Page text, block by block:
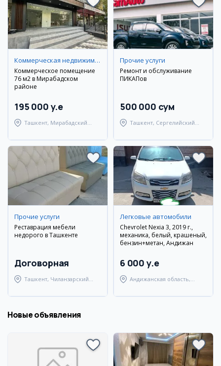
Коммерческая недвижимость
Коммерческое помещение
76 м2 в Мирабадском
районе
195 000 y.e
Ташкент, Мирабадский
Прочие услуги
Ремонт и обслуживание
ПИКАПов
500 000 сум
Ташкент, Сергелийский
Прочие услуги
Реставрация мебели
недорого в Ташкенте
Договорная
Ташкент, Чиланзарский
Легковые автомобили
Chevrolet Nexia 3, 2019 г.,
механика, белый, крашеный,
бензин+метан, Андижан
6 000 y.e
Андижанская область,
Новые объявления